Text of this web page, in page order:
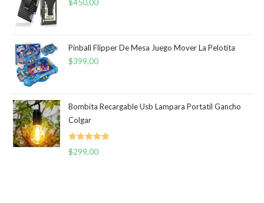
$450,00
Pinball Flipper De Mesa Juego Mover La Pelotita
$399,00
Bombita Recargable Usb Lampara Portatil Gancho
Colgar
Valorado
$299,00